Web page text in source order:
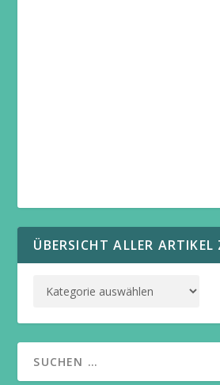
ÜBERSICHT ALLER